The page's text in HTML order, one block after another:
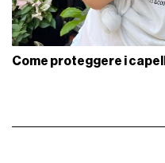
Come proteggere i